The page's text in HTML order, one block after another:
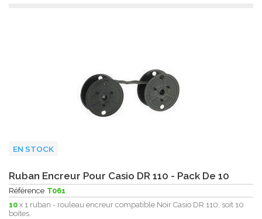
EN STOCK
Ruban Encreur Pour Casio DR 110 - Pack De 10
Référence T061
10 x 1 ruban - rouleau encreur compatible Noir Casio DR 110, soit 10
boites.